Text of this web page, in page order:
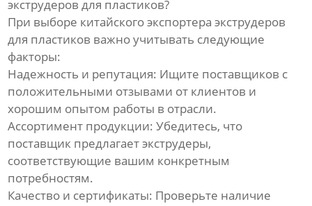
Непрерывная линия по
производству
Оборудование для
непрерывной намотки труб с
ребрами
Линия для однослойных
гофрированных труб
Линия по производству труб
экструдеров для пластиков?
При выборе китайского экспортера экструдеров
для пластиков важно учитывать следующие
факторы:
Надежность и репутация: Ищите поставщиков с
положительными отзывами от клиентов и
хорошим опытом работы в отрасли.
Ассортимент продукции: Убедитесь, что
поставщик предлагает экструдеры,
соответствующие вашим конкретным
потребностям.
Качество и сертификаты: Проверьте наличие